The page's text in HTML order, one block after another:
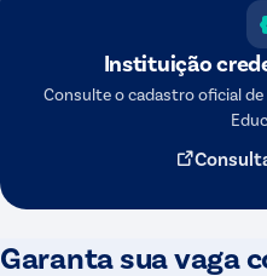
Instituição
Consulte o cadastro oficial de
Garanta sua vaga